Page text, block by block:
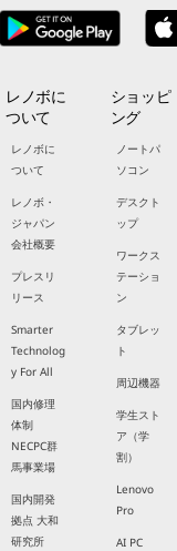
レノボに
ついて
レノボに
ついて
レノボ・
ジャパン
会社概要
プレスリ
リース
Smarter
Technolog
y For All
国内修理
体制
NECPC群
馬事業場
国内開発
拠点 大和
研究所
ショッピ
ング
ノートパ
ソコン
デスクト
ップ
ワークス
テーショ
ン
タブレッ
ト
周辺機器
学生スト
ア（学
割）
Lenovo
Pro
AI PC